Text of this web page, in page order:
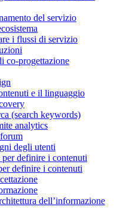
del servizio
i flussi di servizio
co-progettazione
e il linguaggio
(search keywords)
analytics
degli utenti
definire i contenuti
definire i contenuti
dell’informazione